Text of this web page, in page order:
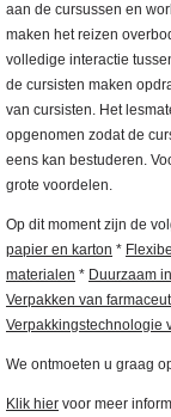
aan de cursussen en
maken het reizen
volledige interactie
de cursisten maken
van cursisten. Het
opgenomen zodat de
eens kan bestuderen.
grote voordelen.
Op dit moment zijn de
papier en karton *
materialen * Duurzaam
Verpakken van
Verpakkingstechnologie
We ontmoeten u graag
Klik hier voor meer